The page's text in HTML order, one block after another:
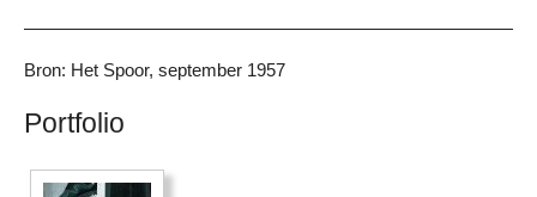
Bron: Het Spoor, september 1957
Portfolio